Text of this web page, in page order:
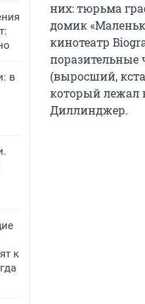
в
к
них: тюрьма
домик
кинотеатр
(выросший,
который лежал
Диллинджер.